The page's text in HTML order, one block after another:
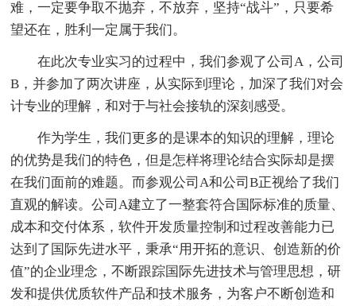
难，一定要争取不抛弃，不放弃，坚持“战斗”，只要希
望还在，胜利一定属于我们。
在此次专业实习的过程中，我们参观了公司A，公司
B，并参加了两次讲座，从实际到理论，加深了我们对会
计专业的理解，和对于与社会接轨的深刻感受。
作为学生，我们更多的是课本的知识的理解，理论
的优势是我们的特色，但是怎样将理论结合实际却是摆
在我们面前的难题。而参观公司A和公司B正视给了我们
直观的解读。公司A建立了一整套符合国际标准的质量、
成本和交付体系，软件开发质量控制和过程改善能力已
达到了国际先进水平，秉承“用开拓的意识、创造新的价
值”的企业理念，不断跟踪国际先进技术与管理思想，研
发和提供优质软件产品和技术服务，为客户不断创造和